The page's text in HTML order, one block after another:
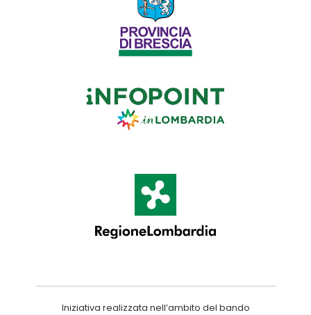
Iniziativa realizzata nell’ambito del bando